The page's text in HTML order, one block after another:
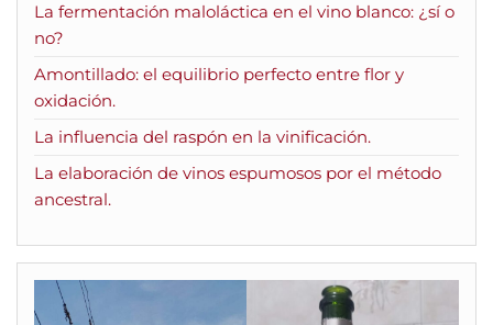
La fermentación maloláctica en el vino blanco: ¿sí o
no?
Amontillado: el equilibrio perfecto entre flor y
oxidación.
La influencia del raspón en la vinificación.
La elaboración de vinos espumosos por el método
ancestral.